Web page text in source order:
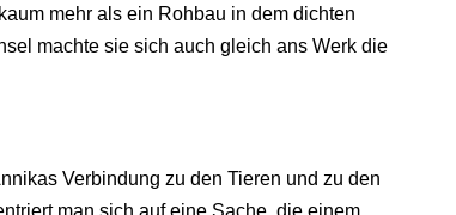
mehr als ein Rohbau in dem dichten
machte sie sich auch gleich ans Werk die
Verbindung zu den Tieren und zu den